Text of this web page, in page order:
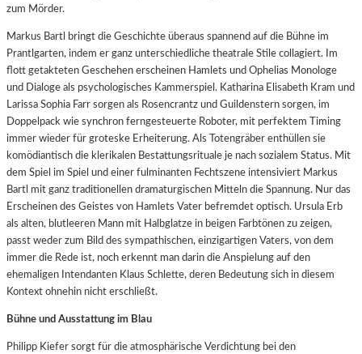
zum Mörder.
Markus Bartl bringt die Geschichte überaus spannend auf die Bühne im
Prantlgarten, indem er ganz unterschiedliche theatrale Stile collagiert. Im
flott getakteten Geschehen erscheinen Hamlets und Ophelias Monologe
und Dialoge als psychologisches Kammerspiel. Katharina Elisabeth Kram und
Larissa Sophia Farr sorgen als Rosencrantz und Guildenstern sorgen, im
Doppelpack wie synchron ferngesteuerte Roboter, mit perfektem Timing
immer wieder für groteske Erheiterung. Als Totengräber enthüllen sie
komödiantisch die klerikalen Bestattungsrituale je nach sozialem Status. Mit
dem Spiel im Spiel und einer fulminanten Fechtszene intensiviert Markus
Bartl mit ganz traditionellen dramaturgischen Mitteln die Spannung. Nur das
Erscheinen des Geistes von Hamlets Vater befremdet optisch. Ursula Erb
als alten, blutleeren Mann mit Halbglatze in beigen Farbtönen zu zeigen,
passt weder zum Bild des sympathischen, einzigartigen Vaters, von dem
immer die Rede ist, noch erkennt man darin die Anspielung auf den
ehemaligen Intendanten Klaus Schlette, deren Bedeutung sich in diesem
Kontext ohnehin nicht erschließt.
Bühne und Ausstattung im Blau
Philipp Kiefer sorgt für die atmosphärische Verdichtung bei den